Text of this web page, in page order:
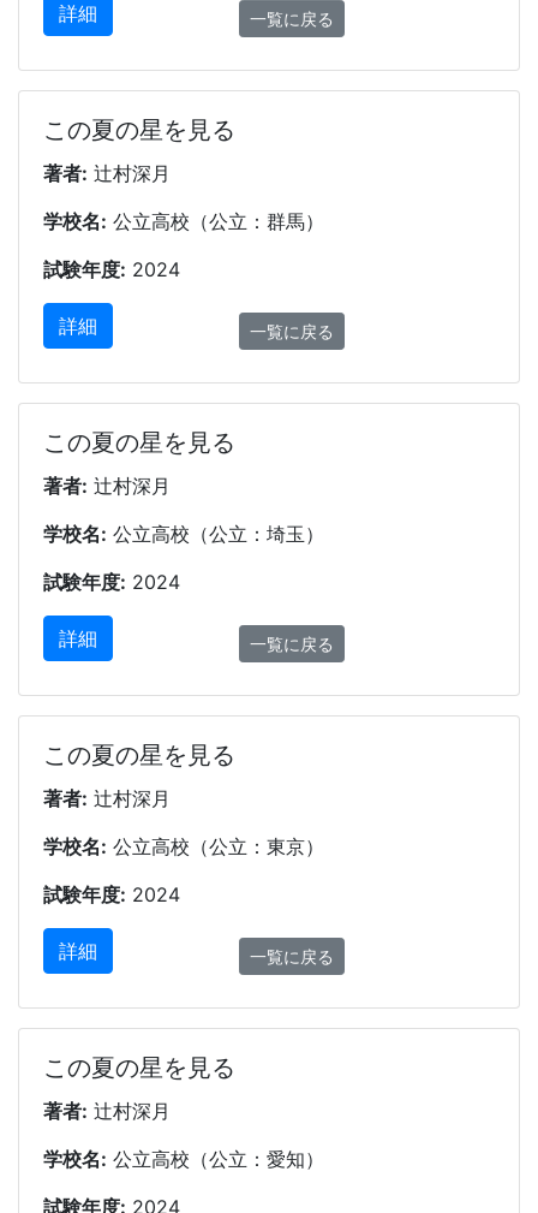
詳細 一覧に戻る
この夏の星を見る
著者: 辻村深月
学校名: 公立高校（公立：群馬）
試験年度: 2024
詳細 一覧に戻る
この夏の星を見る
著者: 辻村深月
学校名: 公立高校（公立：埼玉）
試験年度: 2024
詳細 一覧に戻る
この夏の星を見る
著者: 辻村深月
学校名: 公立高校（公立：東京）
試験年度: 2024
詳細 一覧に戻る
この夏の星を見る
著者: 辻村深月
学校名: 公立高校（公立：愛知）
試験年度: 2024